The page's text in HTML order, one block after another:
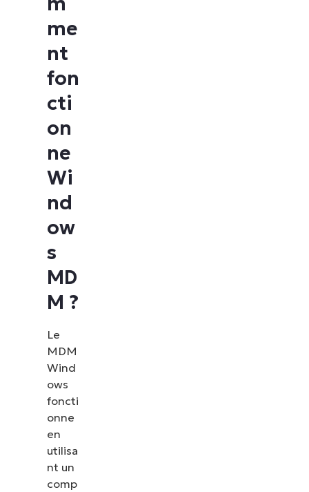
me
nt
fon
cti
on
ne
Wi
nd
ow
s
MD
M ?
Le
MDM
Wind
ows
foncti
onne
en
utilisa
nt un
comp